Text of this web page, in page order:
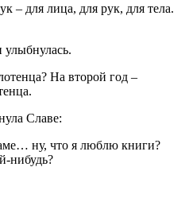
– для лица, для рук, для тела.
улыбнулась.
На второй год –
Славе:
ну, что я люблю книги?
нибудь?